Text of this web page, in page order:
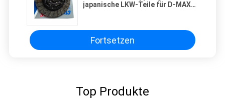
japanische LKW-Teile für D-MAX
Fortsetzen
Top Produkte